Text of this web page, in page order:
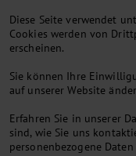
Diese Seite verwendet
Cookies werden von
erscheinen.
Sie können Ihre
auf unserer Website
Erfahren Sie in unserer
sind, wie Sie uns
personenbezogene